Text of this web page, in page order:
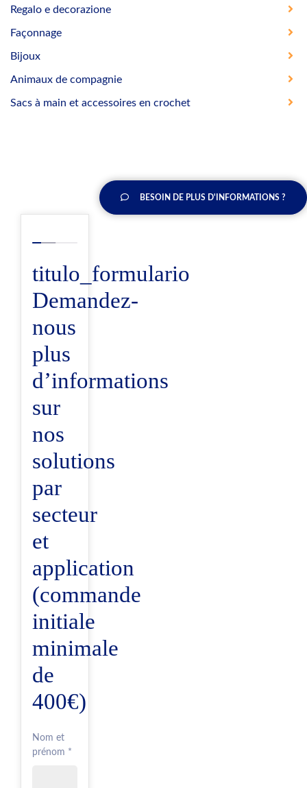
Regalo e decorazione
Façonnage
Bijoux
Animaux de compagnie
Sacs à main et accessoires en crochet
BESOIN DE PLUS D'INFORMATIONS ?
titulo_formulario
Demandez-
nous
plus
d’informations
sur
nos
solutions
par
secteur
et
application
(commande
initiale
minimale
de
400€)
Nom et
prénom *